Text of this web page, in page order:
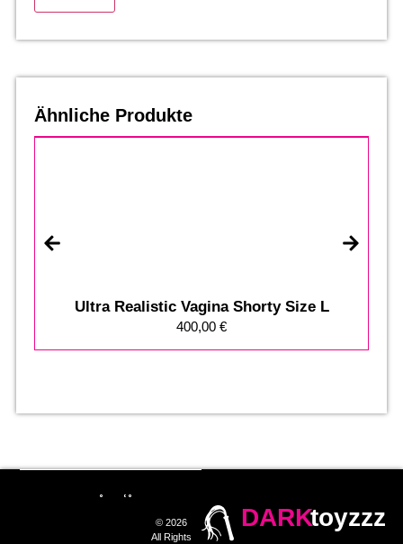
Ähnliche Produkte
Ultra Realistic Vagina Shorty Size L
400,00 €
DARKtoyzzz
© 2026
All Rights